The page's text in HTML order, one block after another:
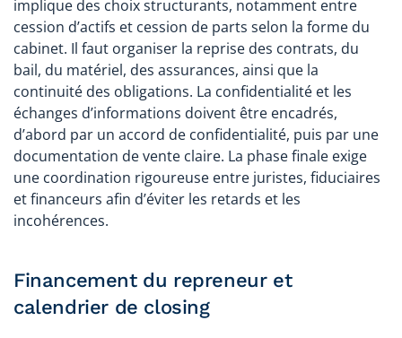
implique des choix structurants, notamment entre
cession d’actifs et cession de parts selon la forme du
cabinet. Il faut organiser la reprise des contrats, du
bail, du matériel, des assurances, ainsi que la
continuité des obligations. La confidentialité et les
échanges d’informations doivent être encadrés,
d’abord par un accord de confidentialité, puis par une
documentation de vente claire. La phase finale exige
une coordination rigoureuse entre juristes, fiduciaires
et financeurs afin d’éviter les retards et les
incohérences.
Financement du repreneur et
calendrier de closing